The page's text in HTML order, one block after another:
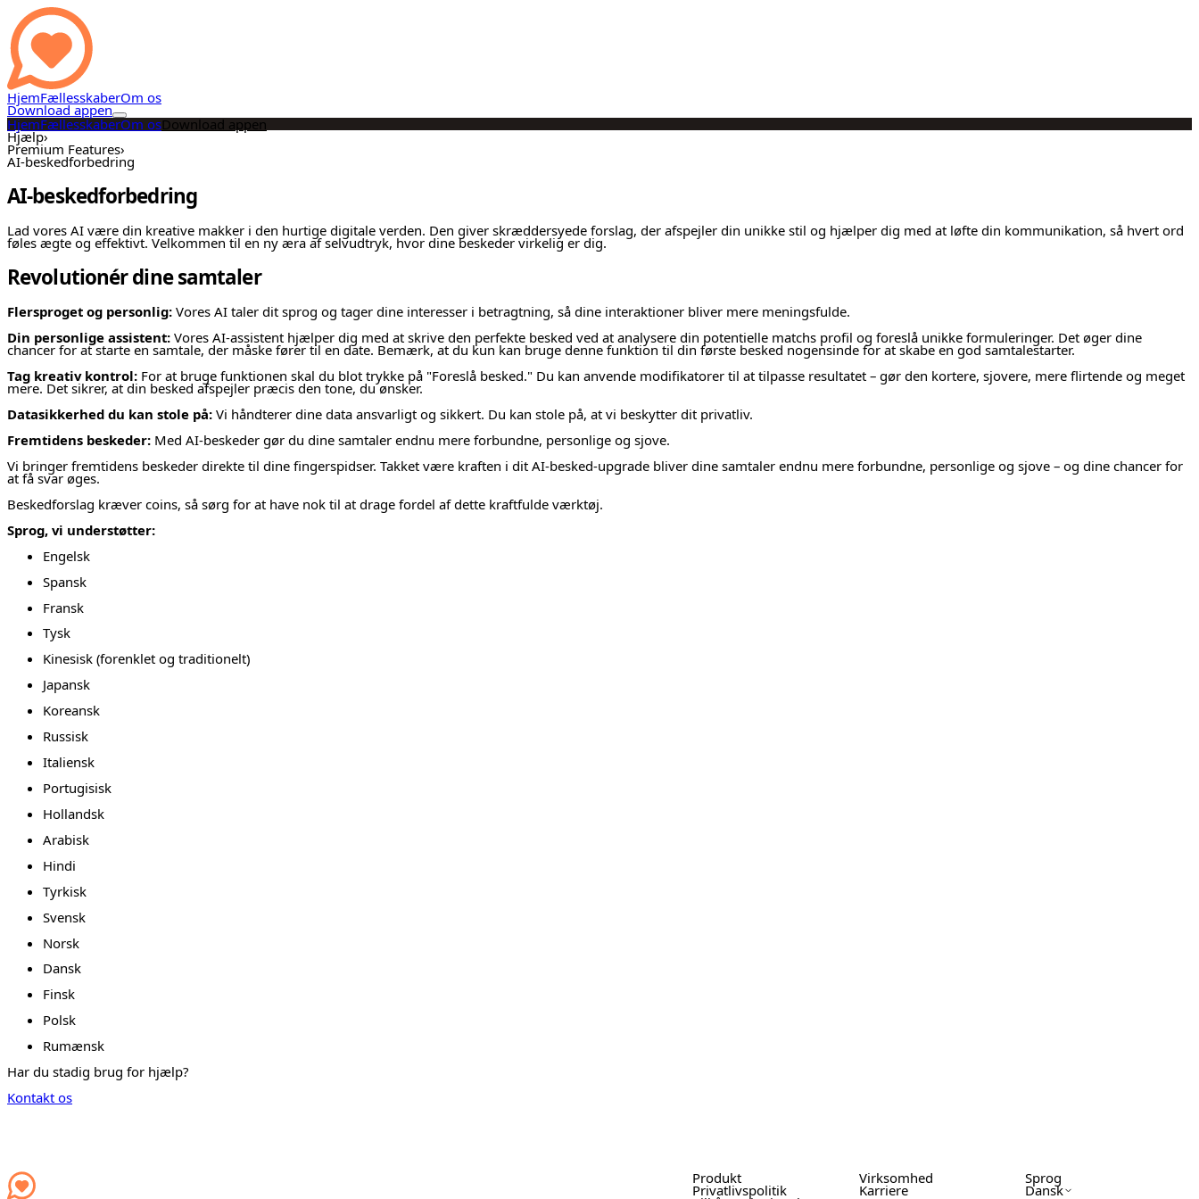
HjemFællesskaberOm os
Download appen
HjemFællesskaberOm osDownload appen
Hjælp›
Premium Features›
AI-beskedforbedring
AI-beskedforbedring
Lad vores AI være din kreative makker i den hurtige digitale verden. Den giver skræddersyede forslag, der afspejler din unikke stil og hjælper dig med at løfte din kommunikation, så hvert ord
føles ægte og effektivt. Velkommen til en ny æra af selvudtryk, hvor dine beskeder virkelig er dig.
Revolutionér dine samtaler
Flersproget og personlig: Vores AI taler dit sprog og tager dine interesser i betragtning, så dine interaktioner bliver mere meningsfulde.
Din personlige assistent: Vores AI-assistent hjælper dig med at skrive den perfekte besked ved at analysere din potentielle matchs profil og foreslå unikke formuleringer. Det øger dine
chancer for at starte en samtale, der måske fører til en date. Bemærk, at du kun kan bruge denne funktion til din første besked nogensinde for at skabe en god samtalestarter.
Tag kreativ kontrol: For at bruge funktionen skal du blot trykke på "Foreslå besked." Du kan anvende modifikatorer til at tilpasse resultatet – gør den kortere, sjovere, mere flirtende og meget
mere. Det sikrer, at din besked afspejler præcis den tone, du ønsker.
Datasikkerhed du kan stole på: Vi håndterer dine data ansvarligt og sikkert. Du kan stole på, at vi beskytter dit privatliv.
Fremtidens beskeder: Med AI-beskeder gør du dine samtaler endnu mere forbundne, personlige og sjove.
Vi bringer fremtidens beskeder direkte til dine fingerspidser. Takket være kraften i dit AI-besked-upgrade bliver dine samtaler endnu mere forbundne, personlige og sjove – og dine chancer for
at få svar øges.
Beskedforslag kræver coins, så sørg for at have nok til at drage fordel af dette kraftfulde værktøj.
Sprog, vi understøtter:
Engelsk
Spansk
Fransk
Tysk
Kinesisk (forenklet og traditionelt)
Japansk
Koreansk
Russisk
Italiensk
Portugisisk
Hollandsk
Arabisk
Hindi
Tyrkisk
Svensk
Norsk
Dansk
Finsk
Polsk
Rumænsk
Har du stadig brug for hjælp?
Kontakt os
Produkt
Privatlivspolitik
Virksomhed
Karriere
Sprog
Dansk